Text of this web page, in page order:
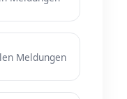
Meldungen